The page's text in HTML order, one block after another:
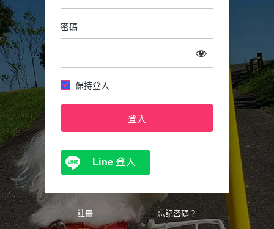
密碼
保持登入
Line 登入
註冊 忘記密碼？